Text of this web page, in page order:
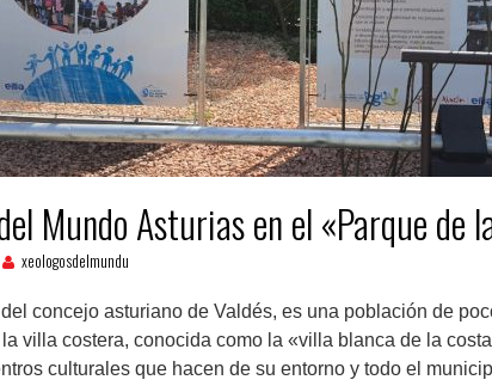
Mundo Asturias en el «Parque de
xeologosdelmundu
concejo asturiano de Valdés, es una población de
villa costera, conocida como la «villa blanca de la
culturales que hacen de su entorno y todo el